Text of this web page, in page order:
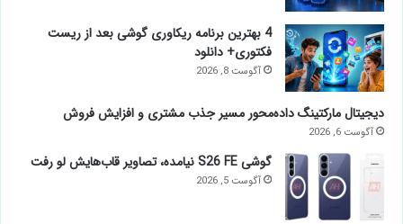
4 بهترین برنامه ریکاوری گوشی بعد از ریست
فکتوری+ دانلود
آگوست 8, 2026
دیجیتال مارکتینگ داده‌محور مسیر جذب مشتری و افزایش فروش
آگوست 6, 2026
گوشی S26 FE نیامده، تصاویر قاب‌هایش لو رفت
آگوست 5, 2026